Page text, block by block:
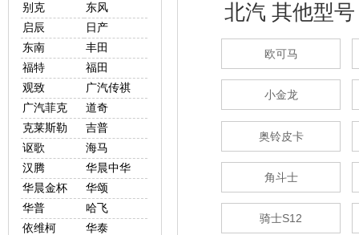
别克
东风
启辰
日产
东南
丰田
福特
福田
观致
广汽传祺
广汽菲克
道奇
克莱斯勒
吉普
讴歌
海马
汉腾
华晨中华
华晨金杯
华颂
华普
哈飞
依维柯
华泰
北汽 其他型号
欧可马
小金龙
奥铃皮卡
角斗士
骑士S12